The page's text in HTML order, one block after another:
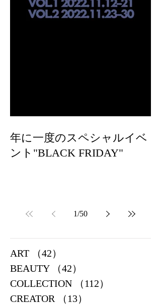
年に一度のスペシャルイベ
ント"BLACK FRIDAY"
1/50
ART （42）
BEAUTY
（42）
COLLECTION
（112）
CREATOR
（13）